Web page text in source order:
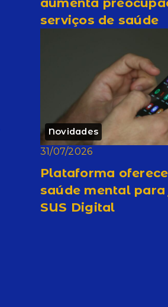
serviços de saúde
Novidades
31/07/2026
Plataforma
saúde mental
SUS Digital